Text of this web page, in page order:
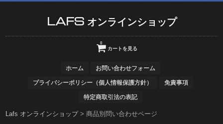
LAFS オンラインショップ
カートを見る
0
ホーム お問い合わせフォーム
プライバシーポリシー（個人情報保護方針） 免責事項
特定商取引法の表記
Lafs オンラインショップ>商品別問い合わせページ